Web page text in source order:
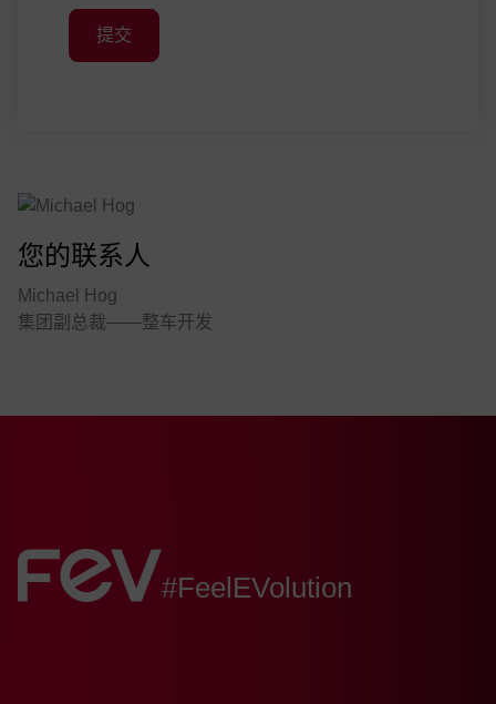
提交
您的联系人
Michael Hog
集团副总裁——整车开发
FEV:
#FeelEVolution